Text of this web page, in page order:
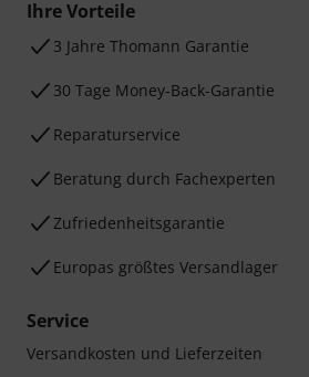
Ihre Vorteile
3 Jahre Thomann Garantie
30 Tage Money-Back-Garantie
Reparaturservice
Beratung durch Fachexperten
Zufriedenheitsgarantie
Europas größtes Versandlager
Service
Versandkosten und Lieferzeiten